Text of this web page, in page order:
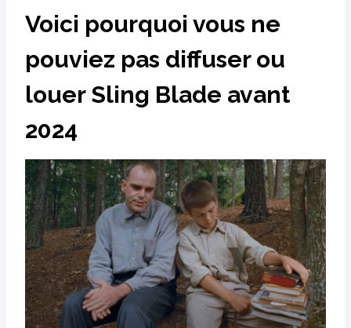
Voici pourquoi vous ne
pouviez pas diffuser ou
louer Sling Blade avant
2024